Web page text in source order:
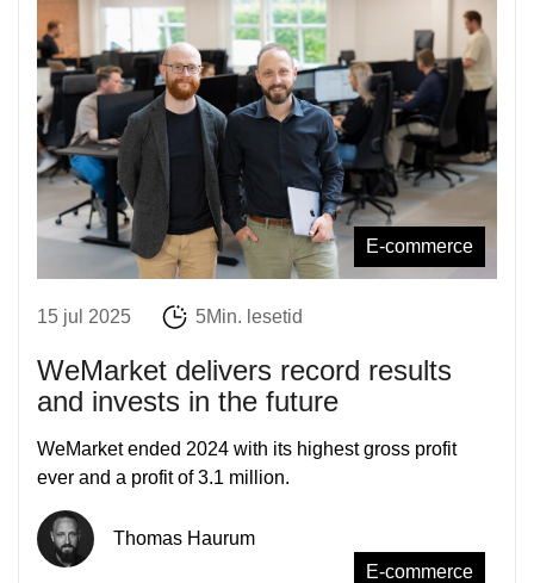
E-commerce
15 jul 2025 5Min. lesetid
WeMarket delivers record results
and invests in the future
WeMarket ended 2024 with its highest gross profit
ever and a profit of 3.1 million.
Thomas Haurum
E-commerce